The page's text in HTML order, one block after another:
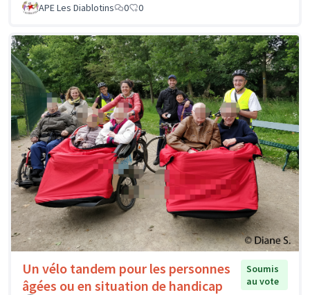
APE Les Diablotins
0 0
Un vélo tandem pour les personnes
âgées ou en situation de handicap
Soumis
au vote